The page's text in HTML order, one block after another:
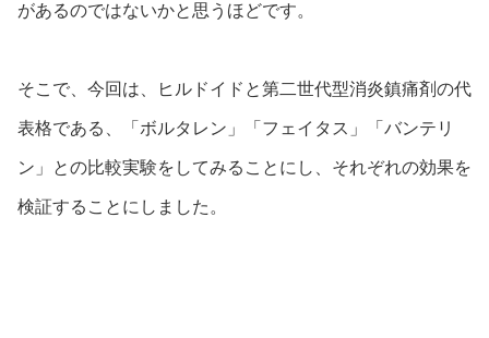
があるのではないかと思うほどです。
そこで、今回は、ヒルドイドと第二世代型消炎鎮痛剤の代
表格である、「ボルタレン」「フェイタス」「バンテリ
ン」との比較実験をしてみることにし、それぞれの効果を
検証することにしました。